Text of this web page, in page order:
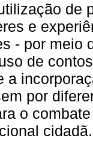
de
e
- por meio
de
a
por
o
cidadã.